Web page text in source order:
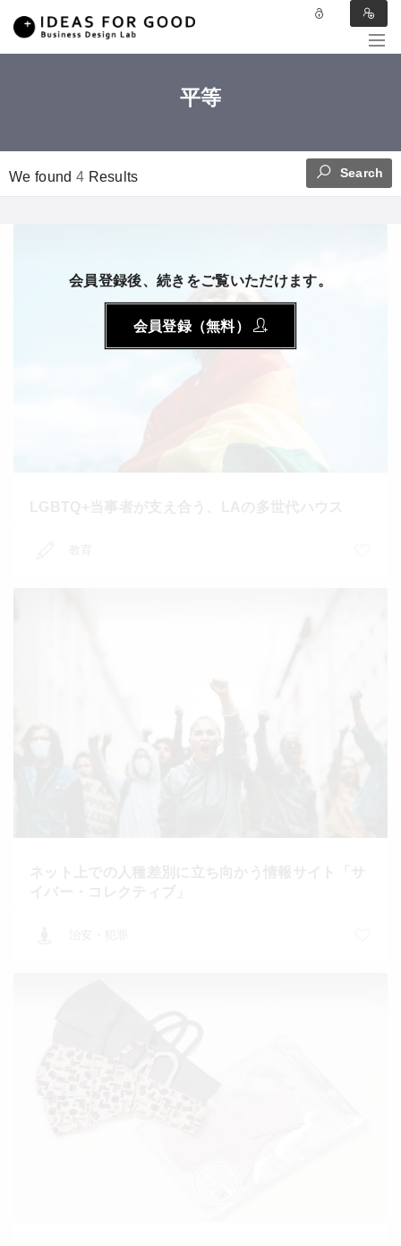
平等
We found 4 Results Search
会員登録後、続きをご覧いただけます。
会員登録（無料）